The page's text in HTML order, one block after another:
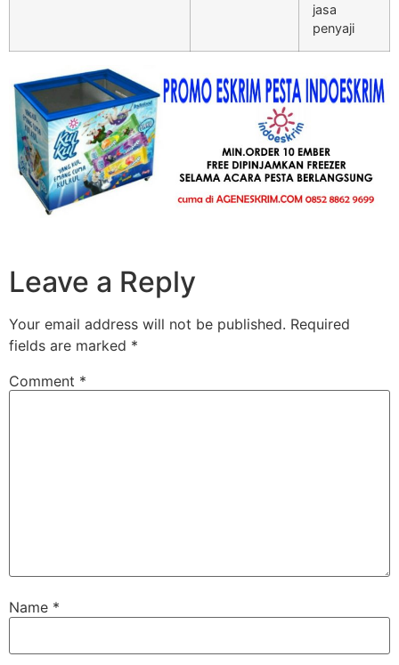
jasa
penyaji
Leave a Reply
Your email address will not be published. Required
fields are marked *
Comment *
Name *